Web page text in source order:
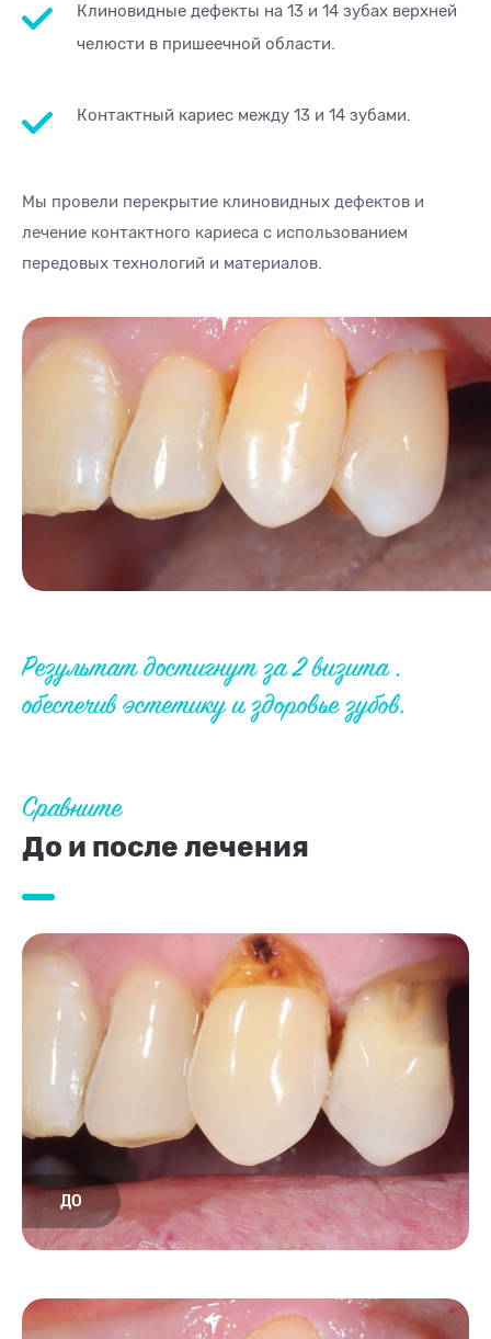
Клиновидные дефекты на 13 и 14 зубах верхней
челюсти в пришеечной области.
Контактный кариес между 13 и 14 зубами.
Мы провели перекрытие клиновидных дефектов и
лечение контактного кариеса с использованием
передовых технологий и материалов.
Результат достигнут за 2 визита ,
обеспечив эстетику и здоровье зубов.
Сравните
До и после лечения